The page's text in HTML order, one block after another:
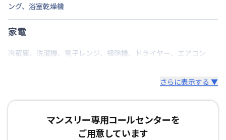
ング、 浴室乾燥機
家電
冷蔵庫、 洗濯機、 電子レンジ、 掃除機、 ドライヤー、 エアコン
さらに表示する ▼
マンスリー専用コールセンターを
ご用意しています